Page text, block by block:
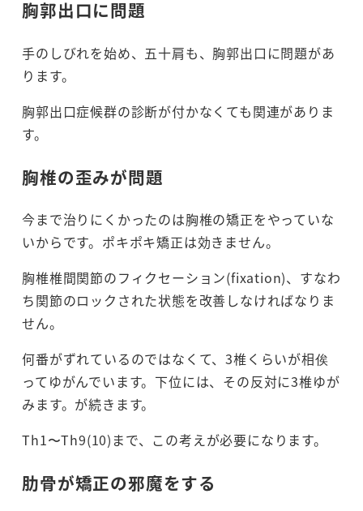
胸郭出口に問題
手のしびれを始め、五十肩も、胸郭出口に問題があ
ります。
胸郭出口症候群の診断が付かなくても関連がありま
す。
胸椎の歪みが問題
今まで治りにくかったのは胸椎の矯正をやっていな
いからです。ポキポキ矯正は効きません。
胸椎椎間関節のフィクセーション(fixation)、すなわ
ち関節のロックされた状態を改善しなければなりま
せん。
何番がずれているのではなくて、3椎くらいが相俟
ってゆがんでいます。下位には、その反対に3椎ゆが
みます。が続きます。
Th1〜Th9(10)まで、この考えが必要になります。
肋骨が矯正の邪魔をする